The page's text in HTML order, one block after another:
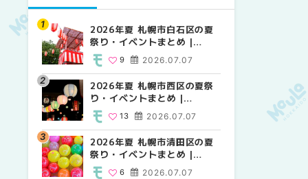
2026年夏 札幌市白石区の夏
祭り・イベントまとめ |
MouLa HOKKAIDO
2026.07.07
9
2026年夏 札幌市西区の夏祭
り・イベントまとめ |
MouLa HOKKAIDO
2026.07.07
13
2026年夏 札幌市清田区の夏
祭り・イベントまとめ |
MouLa HOKKAIDO
2026.07.07
6
2026年夏 札幌市西区の夏祭
り・イベントまとめ |
13
【2026年最新】札幌のおすす
めビアガーデン｜オープン日
順に徹底紹介！大通公園から
穴場テラスまで | MouLa
HOKKAIDO
24
2026年夏 札幌市白石区の夏
祭り・イベントまとめ |
9
【2026年最新】札幌のおすす
めビアガーデン｜オープン日
穴場テラスまで | MouLa
HOKKAIDO
24
2026年夏 札幌市北区の夏祭
り・イベントまとめ |
9
2026年夏 札幌市白石区の夏
祭り・イベントまとめ |
9